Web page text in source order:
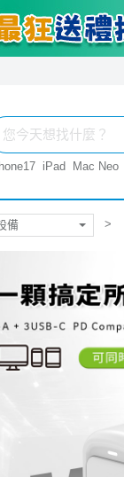
iPad Mac Neo
備